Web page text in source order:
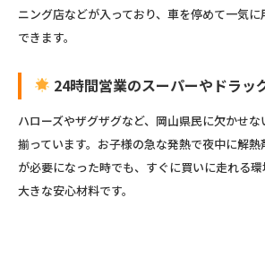
ニング店などが入っており、車を停めて一気
できます。
24時間営業のスーパーやドラッ
ハローズやザグザグなど、岡山県民に欠かせ
揃っています。お子様の急な発熱で夜中に解
が必要になった時でも、すぐに買いに走れる
大きな安心材料です。